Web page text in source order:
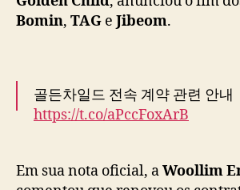
Bomin, TAG e Jibeom.
골든차일드 전속 계약 관련 안내
https://t.co/aPccFoxArB
August 27, 2024
Em sua nota oficial, aWoollim